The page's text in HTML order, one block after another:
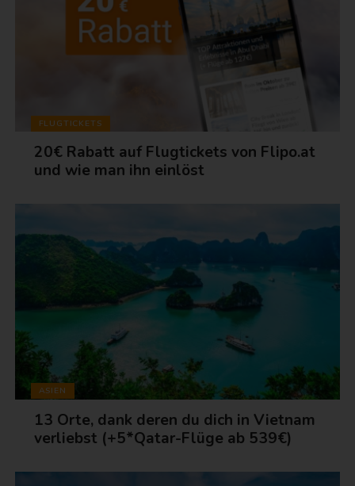
FLUGTICKETS
20€ Rabatt auf Flugtickets von Flipo.at
und wie man ihn einlöst
ASIEN
13 Orte, dank deren du dich in Vietnam
verliebst (+5*Qatar-Flüge ab 539€)